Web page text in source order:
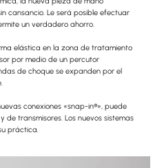
cansancio. Le será posible efectuar
un verdadero ahorro.
elástica en la zona de tratamiento
por medio de un percutor
de choque se expanden por el
conexiones «snap-in®», puede
transmisores. Los nuevos sistemas
práctica.